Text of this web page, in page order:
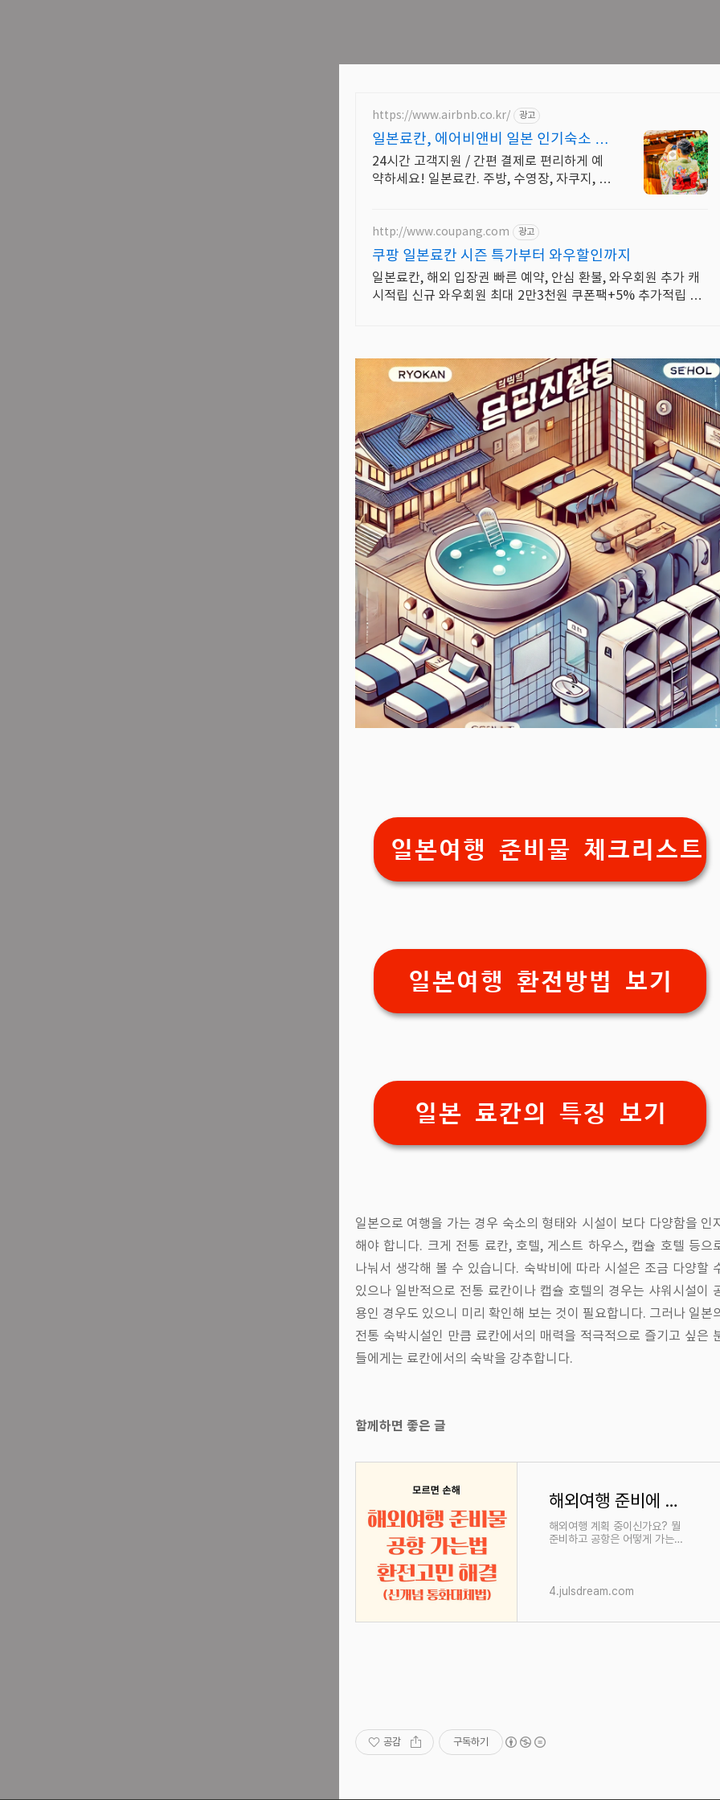
https://www.airbnb.co.kr/ 광고
일본료칸, 에어비앤비 일본 인기숙소 둘
러보기
24시간 고객지원 / 간편 결제로 편리하게 예
약하세요! 일본료칸. 주방, 수영장, 자쿠지, 아
http://www.coupang.com 광고
쿠팡 일본료칸 시즌 특가부터 와우할인까지
일본료칸, 해외 입장권 빠른 예약, 안심 환불, 와우회원 추가 캐
시적립 신규 와우회원 최대 2만3천원 쿠폰팩+5% 추가적립 혜
일본여행 준비물 체크리스트
일본여행 환전방법 보기
일본 료칸의 특징 보기
일본으로 여행을 가는 경우 숙소의 형태와 시설이 보다 다양함을 인지
해야 합니다. 크게 전통 료칸, 호텔, 게스트 하우스, 캡슐 호텔 등으
나눠서 생각해 볼 수 있습니다. 숙박비에 따라 시설은 조금 다양할
있으나 일반적으로 전통 료칸이나 캡슐 호텔의 경우는 샤워시설이
용인 경우도 있으니 미리 확인해 보는 것이 필요합니다. 그러나 일본
전통 숙박시설인 만큼 료칸에서의 매력을 적극적으로 즐기고 싶은
들에게는 료칸에서의 숙박을 강추합니다.
함께하면 좋은 글
해외여행 준비에 대한 모든 것_ 모르면 손해
해외여행 계획 중이신가요? 뭘
준비하고 공항은 어떻게 가는지
해외여행 준비물 보기> 공항 가
4.julsdream.com
공감 구독하기